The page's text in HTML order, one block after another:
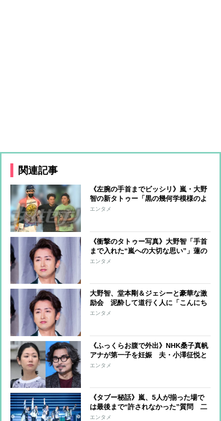
関連記事
《左腕の手首までビッシリ》嵐・大野
智の新タトゥー「黒の幾何学模様のよ
うな」下絵から自ら考えた力作だった
エンタメ
《衝撃のタトゥー写真》大野智「手首
まで入れた“嵐への大切な思い”」蓮の
花に刻んだ「泥の中から生えていく」
エンタメ
大野智、堂本剛＆ジェシーと豪華な激
励会 泥酔して道行く人に「こんにち
は～」と挨拶、路上で一心不乱にダン
エンタメ
《ふっくらお腹で外出》NHK桑子真帆
アナが第一子を妊娠 夫・小澤征悦と
の“妊活”の末に待望の“おめでた” 周
エンタメ
《タブー秘話》嵐、5人が揃った場で
は最後まで“許されなかった”質問 二
宮の結婚を機にメンバーには緊張感も
エンタメ